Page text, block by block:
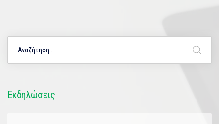
Εκδηλώσεις